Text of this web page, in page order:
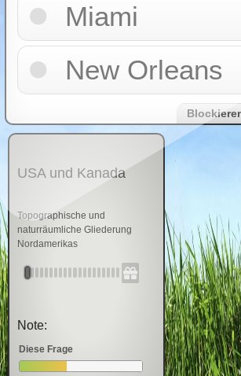
Miami
New Orleans
USA und Kanada
Topographische und
naturräumliche Gliederung
Nordamerikas
Note:
Diese Frage